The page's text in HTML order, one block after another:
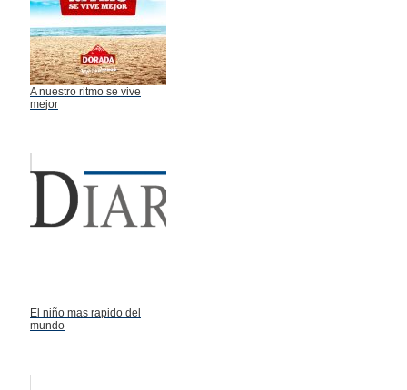
A nuestro ritmo se vive
mejor
El niño mas rapido del
mundo